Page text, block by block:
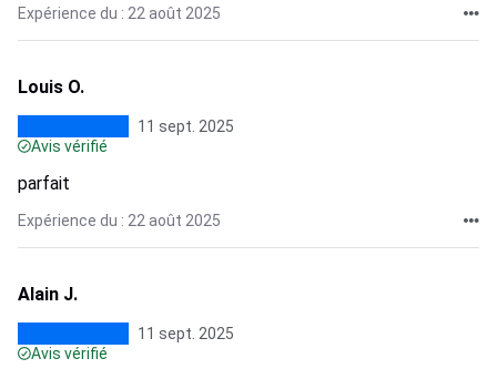
Expérience du : 22 août 2025
Louis O.
11 sept. 2025
Avis vérifié
parfait
Expérience du : 22 août 2025
Alain J.
11 sept. 2025
Avis vérifié